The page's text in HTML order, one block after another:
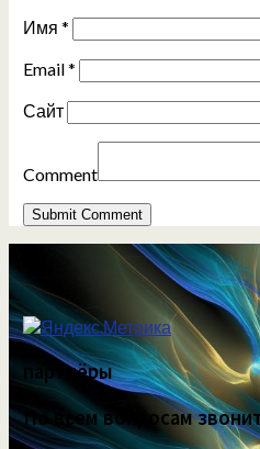
Имя *
Email*
Сайт
Comment
партнёры
По всем вопросам